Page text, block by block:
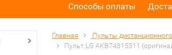
Способы оплаты
Главная Пульты
Пульт LG AKB74815311